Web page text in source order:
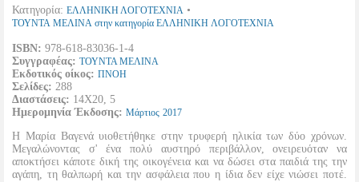
Κατηγορία: ΕΛΛΗΝΙΚΗ ΛΟΓΟΤΕΧΝΙΑ •
ΤΟΥΝΤΑ ΜΕΛΙΝΑ στην κατηγορία ΕΛΛΗΝΙΚΗ ΛΟΓΟΤΕΧΝΙΑ
ISBN: 978-618-83036-1-4
Συγγραφέας: ΤΟΥΝΤΑ ΜΕΛΙΝΑ
Εκδοτικός οίκος: ΠΝΟΗ
Σελίδες: 288
Διαστάσεις: 14Χ20, 5
Ημερομηνία Έκδοσης: Μάρτιος 2017
Η Μαρία Βαγενά υιοθετήθηκε στην τρυφερή ηλικία των δύο χρόνων.
Μεγαλώνοντας σ' ένα πολύ αυστηρό περιβάλλον, ονειρευόταν να
αποκτήσει κάποτε δική της οικογένεια και να δώσει στα παιδιά της την
αγάπη, τη θαλπωρή και την ασφάλεια που η ίδια δεν είχε νιώσει ποτέ.